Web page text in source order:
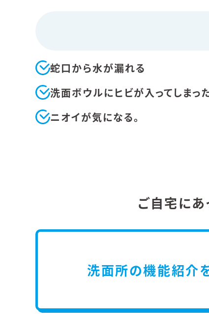
蛇口から水が漏れる
洗面ボウルにヒビが入ってしまっ
ニオイが気になる。
ご自宅にあ
洗面所の機能紹介